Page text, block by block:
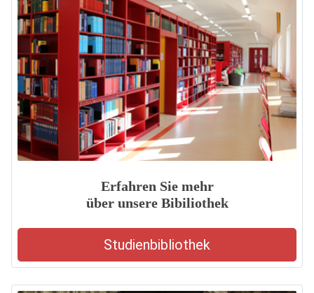
Erfahren Sie mehr
über unsere Bibiliothek
Studienbibliothek